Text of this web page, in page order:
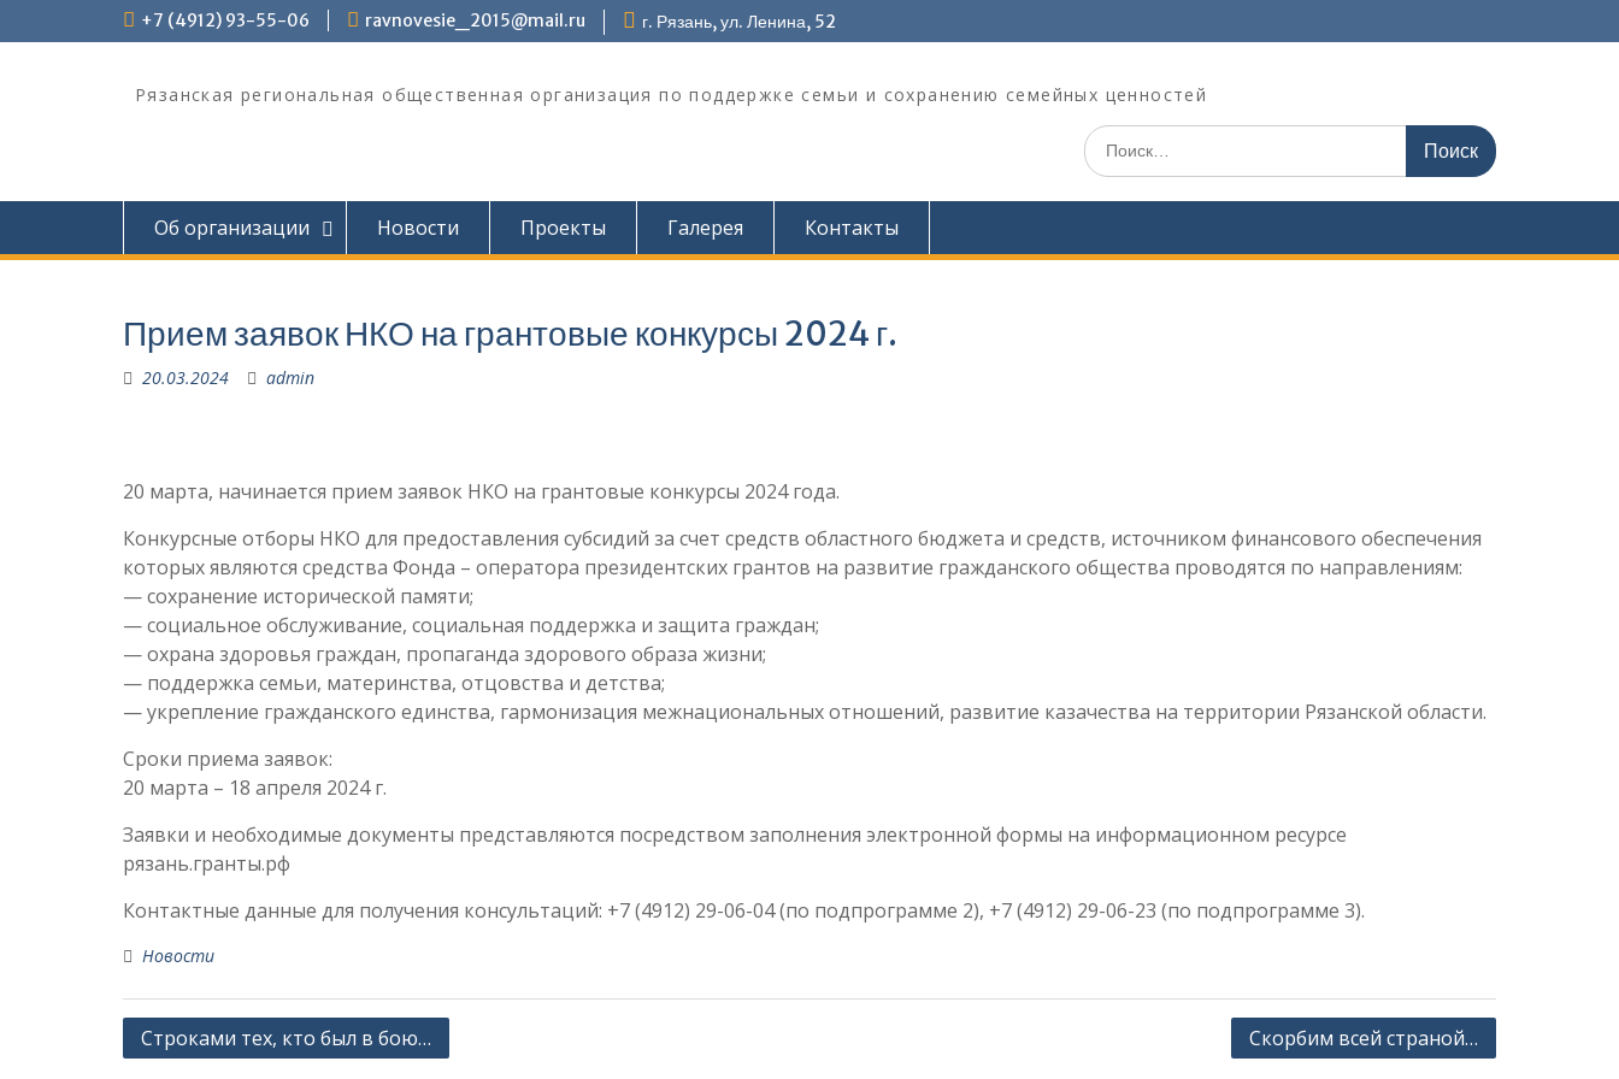
к
+7 (4912) 93-55-06 ravnovesie_2015@mail.ru г. Рязань, ул. Ленина, 52
Рязанская региональная общественная организация по поддержке семьи и сохранению семейных ценностей
Поиск
по:
Об организации Новости Проекты Галерея Контакты
Прием заявок НКО на грантовые конкурсы 2024 г.
20.03.2024 admin
20 марта, начинается прием заявок НКО на грантовые конкурсы 2024 года.
Конкурсные отборы НКО для предоставления субсидий за счет средств областного бюджета и средств, источником финансового обеспечения
которых являются средства Фонда – оператора президентских грантов на развитие гражданского общества проводятся по направлениям:
— сохранение исторической памяти;
— социальное обслуживание, социальная поддержка и защита граждан;
— охрана здоровья граждан, пропаганда здорового образа жизни;
— поддержка семьи, материнства, отцовства и детства;
— укрепление гражданского единства, гармонизация межнациональных отношений, развитие казачества на территории Рязанской области.
Сроки приема заявок:
20 марта – 18 апреля 2024 г.
Заявки и необходимые документы представляются посредством заполнения электронной формы на информационном ресурсе
рязань.гранты.рф
Контактные данные для получения консультаций: +7 (4912) 29-06-04 (по подпрограмме 2), +7 (4912) 29-06-23 (по подпрограмме 3).
Новости
Навигация
Строками тех, кто был в бою… Скорбим всей страной…